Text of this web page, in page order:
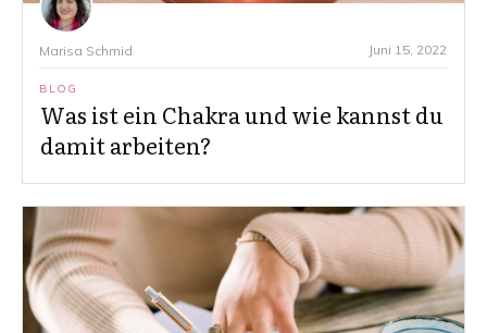
Marisa Schmid Juni 15, 2022
BLOG
Was ist ein Chakra und wie kannst du
damit arbeiten?